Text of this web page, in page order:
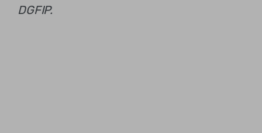
DGFIP.